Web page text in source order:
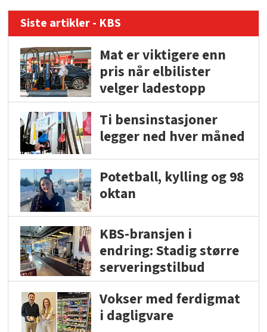
Siste artikler - KBS
Mat er viktigere enn
pris når elbilister
velger ladestopp
Ti bensinstasjoner
legger ned hver måned
Potetball, kylling og 98
oktan
KBS-bransjen i
endring: Stadig større
serveringstilbud
Vokser med ferdigmat
i dagligvare